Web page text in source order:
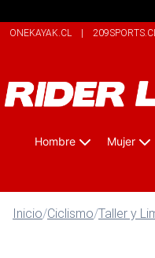
ONEKAYAK.CL |
Hombre Mujer
Inicio/Ciclismo/Taller y